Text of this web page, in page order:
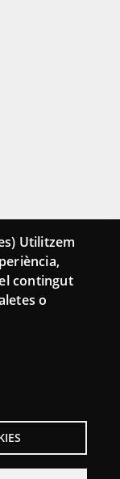
Utilitzem
contingut
o